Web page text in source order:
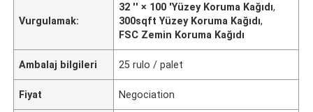
Vurgulamak:
32 '' × 100 'Yüzey Koruma Kağıdı,
300sqft Yüzey Koruma Kağıdı,
FSC Zemin Koruma Kağıdı
Ambalaj bilgileri 25 rulo / palet
Fiyat Negociation